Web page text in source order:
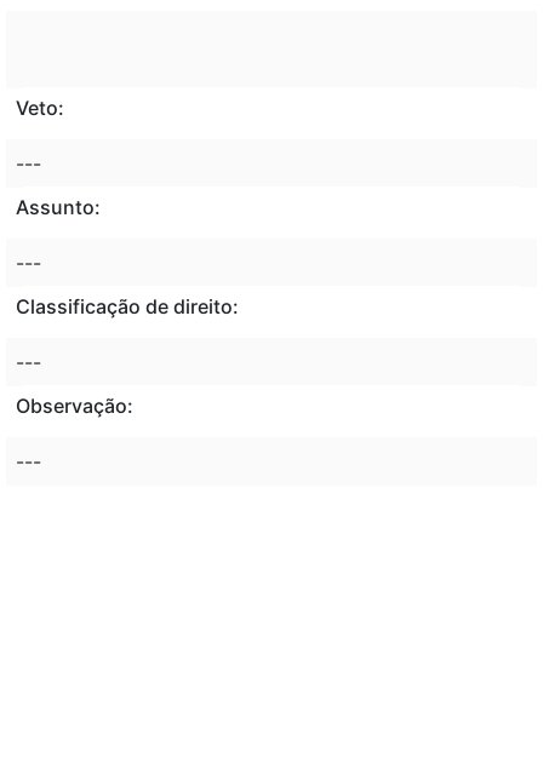
Veto:
---
Assunto:
---
Classificação de direito:
---
Observação:
---